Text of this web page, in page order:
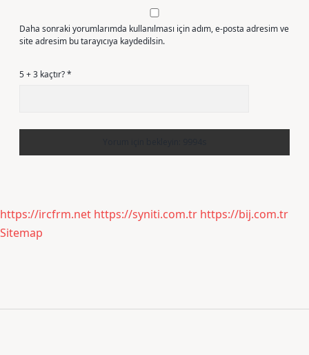
Daha sonraki yorumlarımda kullanılması için adım, e-posta adresim ve
site adresim bu tarayıcıya kaydedilsin.
5 + 3 kaçtır?*
https://ircfrm.net https://syniti.com.tr https://bij.com.tr
Sitemap